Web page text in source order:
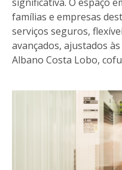
famílias e empresas
serviços seguros,
avançados, ajustados
Albano Costa Lobo,